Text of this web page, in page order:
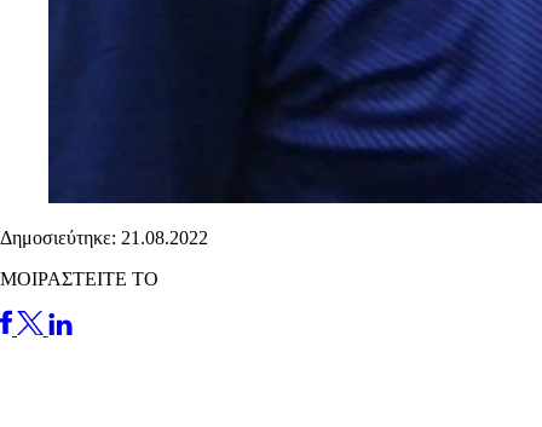
Δημοσιεύτηκε: 21.08.2022
ΜΟΙΡΑΣΤΕΙΤΕ ΤΟ